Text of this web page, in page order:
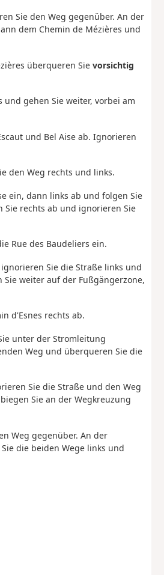
Sie den Weg gegenüber. An der
dem Chemin de Mézières und
überqueren Sie vorsichtig
gehen Sie weiter, vorbei am
und Bel Aise ab. Ignorieren
den Weg rechts und links.
ein, dann links ab und folgen Sie
Sie rechts ab und ignorieren Sie
Rue des Baudeliers ein.
Sie die Straße links und
Sie weiter auf der Fußgängerzone,
d'Esnes rechts ab.
unter der Stromleitung
Weg und überqueren Sie die
Sie die Straße und den Weg
Sie an der Wegkreuzung
Weg gegenüber. An der
die beiden Wege links und